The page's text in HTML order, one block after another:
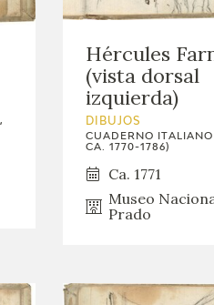
Hércules
(vista dorsal
izquierda)
DIBUJOS
CUADERNO ITALIANO
CA. 1770-1786)
Ca. 1771
Museo
Prado